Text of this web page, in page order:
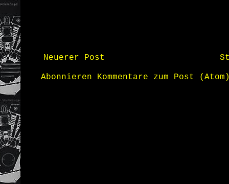
Neuerer Post
Abonnieren Kommentare zum Post